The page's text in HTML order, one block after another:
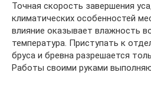
Точная скорость завершения
климатических особенностей
влияние оказывает влажность
температура. Приступать к
бруса и бревна разрешается
Работы своими руками